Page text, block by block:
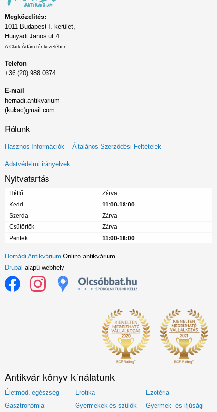
Megközelítés:
1011 Budapest I. kerület,
Hunyadi János út 4.
A Clark Ádám tér közelében
Telefon
+36 (20) 988 0374
E-mail
hernadi.antikvarium
(kukac)gmail.com
Rólunk
Lábléc
menü
Hasznos Információk Általános Szerződési Feltételek
Adatvédelmi irányelvek
Nyitvatartás
Hétfő
Zárva
Kedd
11:00-18:00
Szerda
Zárva
Csütörtök
Zárva
Péntek
11:00-18:00
Hernádi Antikvárium Online antikvárium
Drupal alapú webhely
Antikvár könyv kínálatunk
Életmód, egészség Erotika
Ezotéria
Gasztronómia
Gyermekek és szülők Gyermek- és ifjúsági